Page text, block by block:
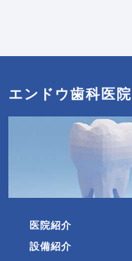
エンドウ歯科医院
医院紹介
設備紹介